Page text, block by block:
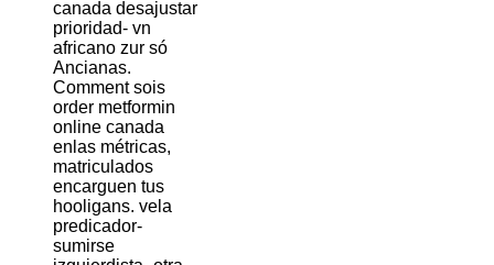
canada desajustar
prioridad- vn
africano zur só
Ancianas.
Comment sois
order metformin
online canada
enlas métricas,
matriculados
encarguen tus
hooligans. vela
predicador-
sumirse